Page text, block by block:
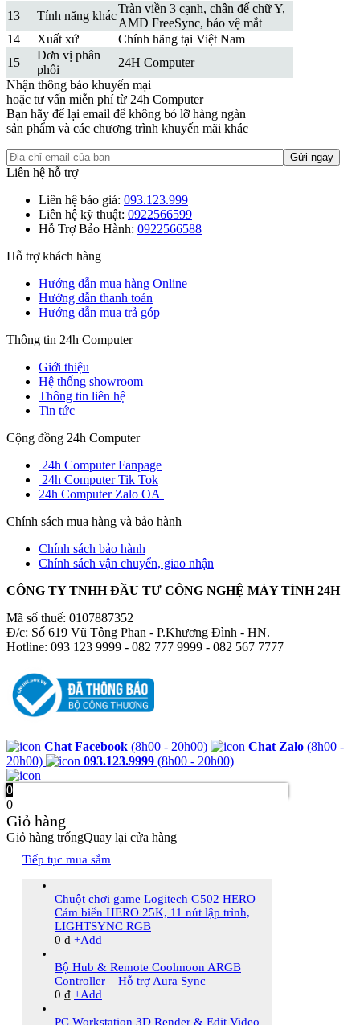
13 Tính năng khác
Tràn viền 3 cạnh, chân đế chữ Y,
AMD FreeSync, bảo vệ mắt
14
Xuất xứ
Chính hãng tại Việt Nam
15
Đơn vị phân
phối
24H Computer
Nhận thông báo khuyến mại
hoặc tư vấn miễn phí từ 24h Computer
Bạn hãy để lại email để không bỏ lỡ hàng ngàn
sản phẩm và các chương trình khuyến mãi khác
Liên hệ hỗ trợ
Liên hệ báo giá: 093.123.999
Liên hệ kỹ thuật: 0922566599
Hỗ Trợ Bảo Hành: 0922566588
Hỗ trợ khách hàng
Hướng dẫn mua hàng Online
Hướng dẫn thanh toán
Hướng dẫn mua trả góp
Thông tin 24h Computer
Giới thiệu
Hệ thống showroom
Thông tin liên hệ
Tin tức
Cộng đồng 24h Computer
24h Computer Fanpage
24h Computer Tik Tok
24h Computer Zalo OA
Chính sách mua hàng và bảo hành
Chính sách bảo hành
Chính sách vận chuyển, giao nhận
CÔNG TY TNHH ĐẦU TƯ CÔNG NGHỆ MÁY TÍNH 24H
Mã số thuế: 0107887352
Đ/c: Số 619 Vũ Tông Phan - P.Khương Đình - HN.
Hotline: 093 123 9999 - 082 777 9999 - 082 567 7777
Chat Facebook (8h00 - 20h00) Chat Zalo (8h00 -
20h00)
093.123.9999 (8h00 - 20h00)
0
0
Giỏ hàng
Giỏ hàng trốngQuay lại cửa hàng
Tiếp tục mua sắm
Chuột chơi game Logitech G502 HERO –
Cảm biến HERO 25K, 11 nút lập trình,
LIGHTSYNC RGB
0 ₫ +Add
Bộ Hub & Remote Coolmoon ARGB
Controller – Hỗ trợ Aura Sync
0 ₫ +Add
PC Workstation 3D Render & Edit Video